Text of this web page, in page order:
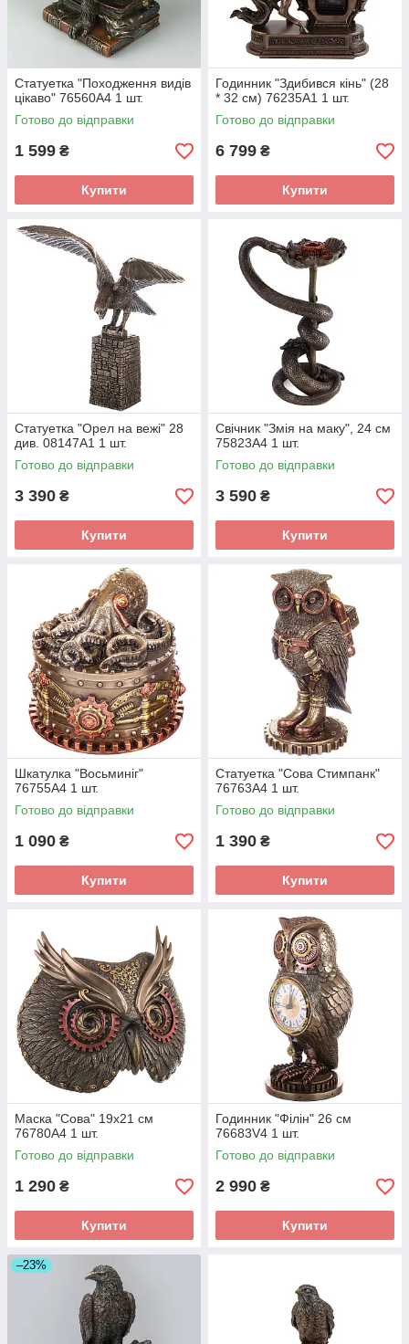
Статуетка "Походження видів
цікаво" 76560A4 1 шт.
Готово до відправки
1 599 ₴
Купити
Годинник "Здибився кінь" (28
* 32 см) 76235A1 1 шт.
Готово до відправки
6 799 ₴
Купити
Статуетка "Орел на вежі" 28
див. 08147A1 1 шт.
Готово до відправки
3 390 ₴
Купити
Свічник "Змія на маку", 24 см
75823A4 1 шт.
Готово до відправки
3 590 ₴
Купити
Шкатулка "Восьминіг"
76755A4 1 шт.
Готово до відправки
1 090 ₴
Купити
Статуетка "Сова Стимпанк"
76763A4 1 шт.
Готово до відправки
1 390 ₴
Купити
Маска "Сова" 19х21 см
76780A4 1 шт.
Готово до відправки
1 290 ₴
Купити
Годинник "Філін" 26 см
76683V4 1 шт.
Готово до відправки
2 990 ₴
Купити
–23%